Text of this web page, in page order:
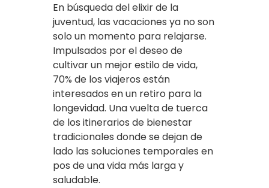
En búsqueda del elixir de la
juventud, las vacaciones ya no son
solo un momento para relajarse.
Impulsados por el deseo de
cultivar un mejor estilo de vida,
70% de los viajeros están
interesados en un retiro para la
longevidad. Una vuelta de tuerca
de los itinerarios de bienestar
tradicionales donde se dejan de
lado las soluciones temporales en
pos de una vida más larga y
saludable.